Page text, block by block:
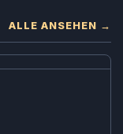
ALLE ANSEHEN →